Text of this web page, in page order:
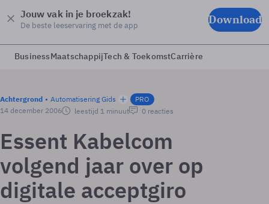
Jouw vak in je broekzak!
De beste leeservaring met de app Download
BusinessMaatschappijTech & ToekomstCarrière
Achtergrond Automatisering Gids
PRO
14 december 2006
leestijd 1 minuut 0 reacties
Essent Kabelcom
volgend jaar over op
digitale acceptgiro